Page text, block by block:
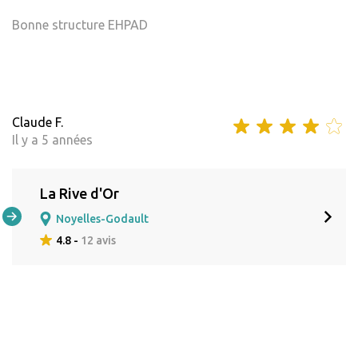
Bonne structure EHPAD
Claude F.
Il y a 5 années
La Rive d'Or
Noyelles-Godault
4.8 - 12 avis